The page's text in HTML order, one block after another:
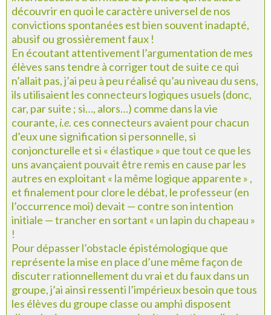
découvrir en quoi le caractère universel de nos
convictions spontanées est bien souvent inadapté,
abusif ou grossièrement faux !
En écoutant attentivement l’argumentation de mes
élèves sans tendre à corriger tout de suite ce qui
n’allait pas, j’ai peu à peu réalisé qu’au niveau du sens,
ils utilisaient les connecteurs logiques usuels (donc,
car, par suite ; si…, alors…) comme dans la vie
courante, i.e. ces connecteurs avaient pour chacun
d’eux une signification si personnelle, si
conjoncturelle et si « élastique » que tout ce que les
uns avançaient pouvait être remis en cause par les
autres en exploitant « la même logique apparente » ,
et finalement pour clore le débat, le professeur (en
l’occurrence moi) devait — contre son intention
initiale — trancher en sortant « un lapin du chapeau »
!
Pour dépasser l’obstacle épistémologique que
représente la mise en place d’une même façon de
discuter rationnellement du vrai et du faux dans un
groupe, j’ai ainsi ressenti l’impérieux besoin que tous
les élèves du groupe classe ou amphi disposent